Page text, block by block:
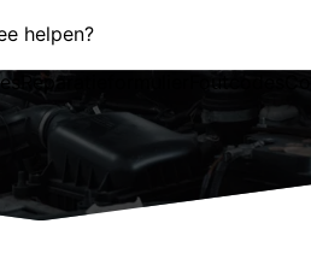
helpen?
Reparatieformulier Foutcodes